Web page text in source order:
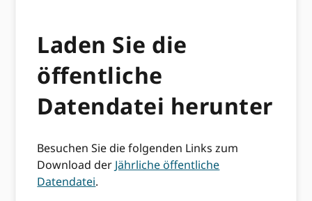
Laden Sie die
öffentliche
Datendatei herunter
Besuchen Sie die folgenden Links zum
Download der Jährliche öffentliche
Datendatei.